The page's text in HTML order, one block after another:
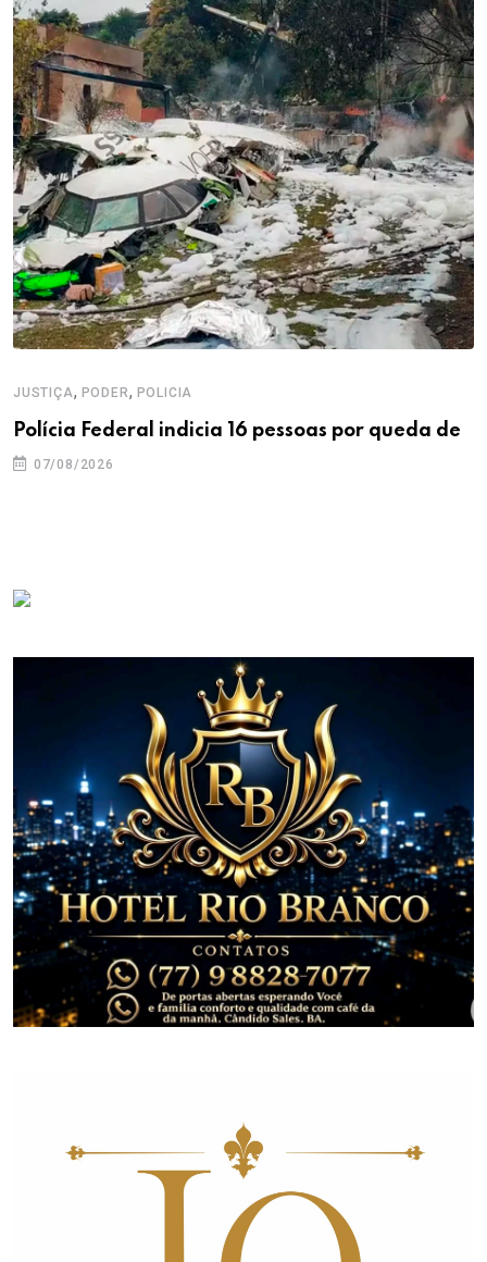
JUSTIÇA, PODER, POLICIA
Polícia Federal indicia 16 pessoas por queda de
07/08/2026